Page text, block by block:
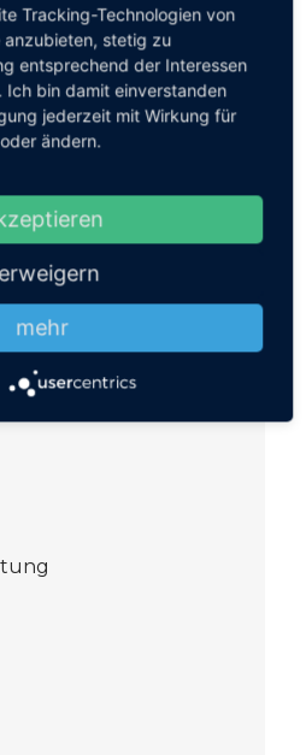
36-44, Bad Kissingen
Tracking-Technologien von
anzubieten, stetig zu
entsprechend der Interessen
bin damit einverstanden
jederzeit mit Wirkung für
ändern.
mehr